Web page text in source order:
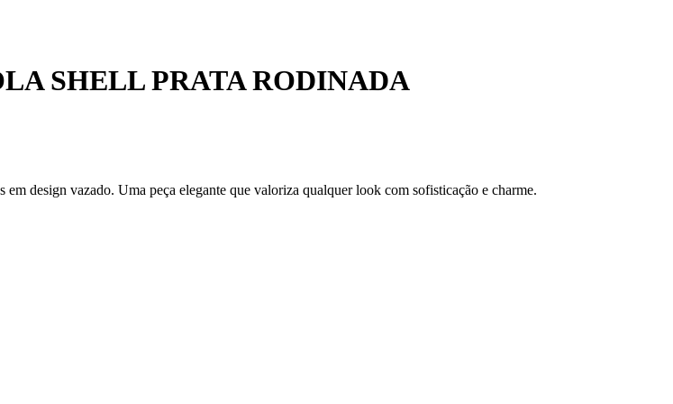
SHELL PRATA RODINADA
design vazado. Uma peça elegante que valoriza qualquer look com sofisticação e charme.